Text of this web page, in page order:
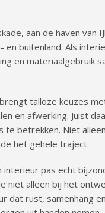
aan de haven van
buitenland. Als
en materiaalgebruik
talloze keuzes
en afwerking. Juist
te betrekken. Niet
het gehele traject.
interieur pas echt
niet alleen bij het
dat rust, samenhang